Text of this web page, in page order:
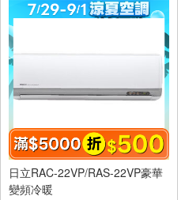
滿額折$500
日立RAC-22VP/RAS-22VP豪華
變頻冷暖